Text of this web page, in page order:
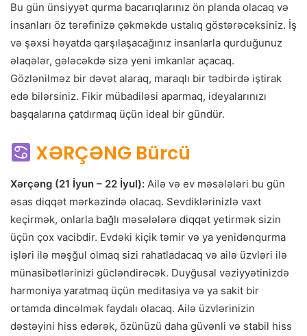
Bu gün ünsiyyət qurma bacarıqlarınız ön planda olacaq və
insanları öz tərəfinizə çəkməkdə ustalıq göstərəcəksiniz. İş
və şəxsi həyatda qarşılaşacağınız insanlarla qurduğunuz
əlaqələr, gələcəkdə sizə yeni imkanlar açacaq.
Gözlənilməz bir dəvət alaraq, maraqlı bir tədbirdə iştirak
edə bilərsiniz. Fikir mübadiləsi aparmaq, ideyalarınızı
başqalarına çatdırmaq üçün ideal bir gündür.
XƏRÇƏNG Bürcü
Xərçəng (21 İyun – 22 İyul): Ailə və ev məsələləri bu gün
əsas diqqət mərkəzində olacaq. Sevdiklərinizlə vaxt
keçirmək, onlarla bağlı məsələlərə diqqət yetirmək sizin
üçün çox vacibdir. Evdəki kiçik təmir və ya yenidənqurma
işləri ilə məşğul olmaq sizi rahatladacaq və ailə üzvləri ilə
münasibətlərinizi gücləndirəcək. Duyğusal vəziyyətinizdə
harmoniya yaratmaq üçün meditasiya və ya sakit bir
ortamda dincəlmək faydalı olacaq. Ailə üzvlərinizin
dəstəyini hiss edərək, özünüzü daha güvənli və stabil hiss